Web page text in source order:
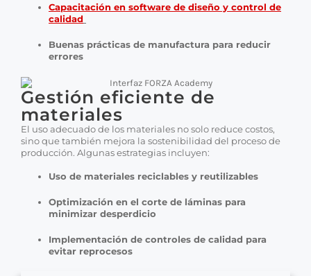
Capacitación en software de diseño y control de
calidad
Buenas prácticas de manufactura para reducir
errores
Gestión eficiente de
materiales
El uso adecuado de los materiales no solo reduce costos,
sino que también mejora la sostenibilidad del proceso de
producción. Algunas estrategias incluyen:
Uso de materiales reciclables y reutilizables
Optimización en el corte de láminas para
minimizar desperdicio
Implementación de controles de calidad para
evitar reprocesos